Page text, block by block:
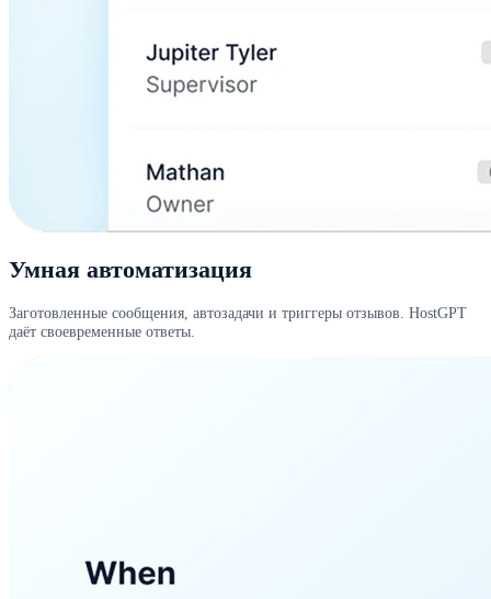
Умная автоматизация
Заготовленные сообщения, автозадачи и триггеры отзывов. HostGPT
даёт своевременные ответы.